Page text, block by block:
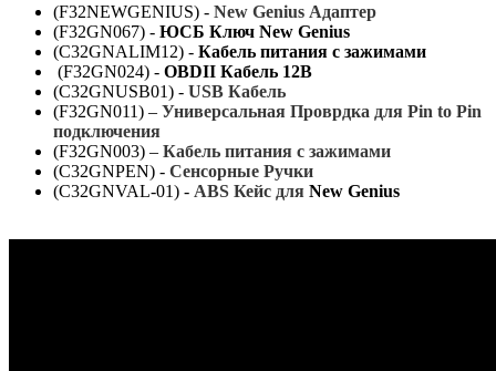
(F32NEWGENIUS) - New Genius Адаптер
(F32GN067) - ЮСБ Ключ New Genius
(C32GNALIM12) - Кабель питания с зажимами
(F32GN024) - OBDII Кабель 12В
(C32GNUSB01) - USB Кабель
(F32GN011) – Универсальная Проврдка для Pin to Pin
подключения
(F32GN003) – Кабель питания с зажимами
(C32GNPEN) - Сенсорные Ручки
(C32GNVAL-01) - ABS Кейс для New Genius